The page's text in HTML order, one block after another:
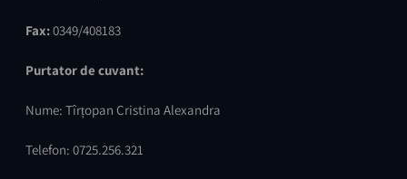
Fax:0349/408183
Purtator de cuvant:
Nume: Tîrțopan Cristina Alexandra
Telefon: 0725.256.321